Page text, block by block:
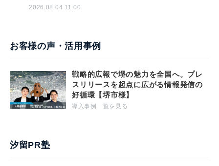
2026.08.04 11:00
お客様の声・活用事例
戦略的広報で堺の魅力を全国へ。プレ
スリリースを起点に広がる情報発信の
好循環【堺市様】
導入事例一覧を見る
汐留PR塾